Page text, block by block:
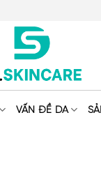
VẤN ĐỀ DA